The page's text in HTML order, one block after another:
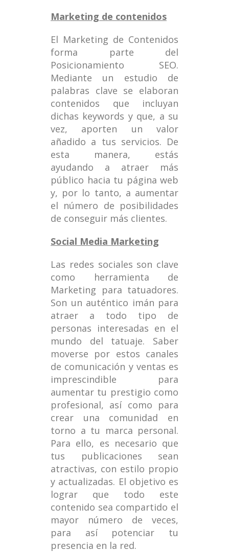
Marketing de contenidos
El Marketing de Contenidos
forma parte del
Posicionamiento SEO.
Mediante un estudio de
palabras clave se elaboran
contenidos que incluyan
dichas keywords y que, a su
vez, aporten un valor
añadido a tus servicios. De
esta manera, estás
ayudando a atraer más
público hacia tu página web
y, por lo tanto, a aumentar
el número de posibilidades
de conseguir más clientes.
Social Media Marketing
Las redes sociales son clave
como herramienta de
Marketing para tatuadores.
Son un auténtico imán para
atraer a todo tipo de
personas interesadas en el
mundo del tatuaje. Saber
moverse por estos canales
de comunicación y ventas es
imprescindible para
aumentar tu prestigio como
profesional, así como para
crear una comunidad en
torno a tu marca personal.
Para ello, es necesario que
tus publicaciones sean
atractivas, con estilo propio
y actualizadas. El objetivo es
lograr que todo este
contenido sea compartido el
mayor número de veces,
para así potenciar tu
presencia en la red.